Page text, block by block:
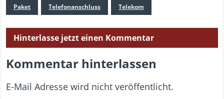
Paket Telefonanschluss Telekom
Hinterlasse jetzt einen Kommentar
Kommentar hinterlassen
E-Mail Adresse wird nicht veröffentlicht.